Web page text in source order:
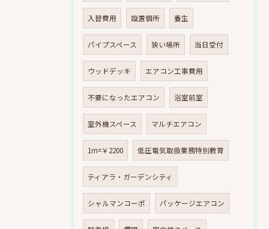
入替費用 設置個所 養生
パイプスペース 狭い場所 当日受付
ウッドデッキ エアコン工事費用
不要になったエアコン 浴室前室
室外機スペース マルチエアコン
1m=￥2200 低圧電気取扱業務特別教育
ティアラ・ガーデンシティ
シャルマンコーポ パッケージエアコン